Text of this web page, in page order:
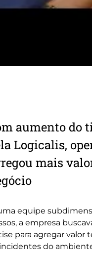
aumento do
Logicalis,
mais
equipe
a empresa
para agregar valor
do